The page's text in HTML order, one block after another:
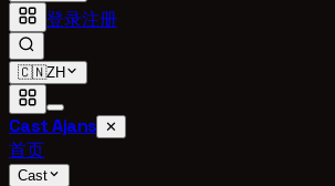
登录注册
🇨🇳ZH
Cast Ajans ✕
首页
Cast